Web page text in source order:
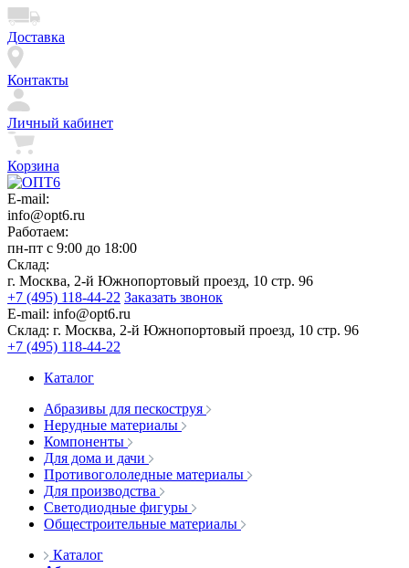
Доставка
Контакты
Личный кабинет
Корзина
E-mail:
info@opt6.ru
Работаем:
пн-пт с 9:00 до 18:00
Склад:
г. Москва, 2-й Южнопортовый проезд, 10 стр. 96
+7 (495) 118-44-22 Заказать звонок
E-mail: info@opt6.ru
Склад: г. Москва, 2-й Южнопортовый проезд, 10 стр. 96
+7 (495) 118-44-22
Каталог
Абразивы для пескоструя
Нерудные материалы
Компоненты
Для дома и дачи
Противогололедные материалы
Для производства
Светодиодные фигуры
Общестроительные материалы
Каталог